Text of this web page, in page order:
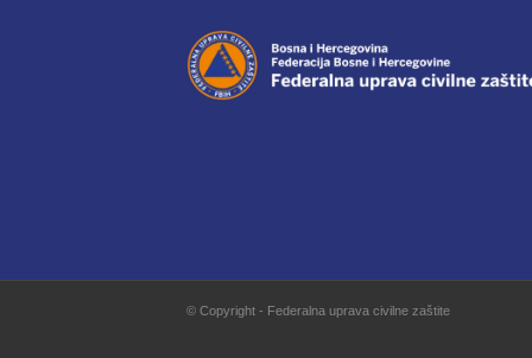
© Copyright - Federalna uprava civilne zaštite